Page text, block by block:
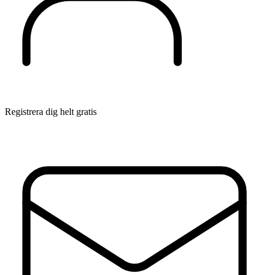
Registrera dig helt gratis